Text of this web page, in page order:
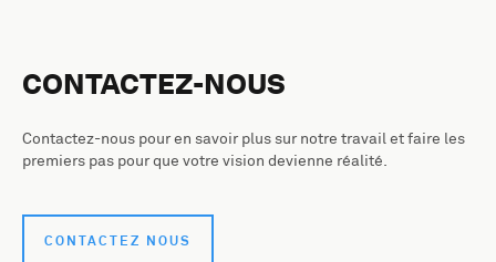
CONTACTEZ-NOUS
Contactez-nous pour en savoir plus sur notre travail et faire les
premiers pas pour que votre vision devienne réalité.
CONTACTEZ NOUS